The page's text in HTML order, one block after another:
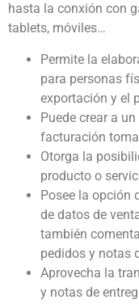
hasta la conxión con
tablets, móviles…
Permite la
para personas
exportación y el
Puede crear a
facturación
Otorga la
producto o
Posee la opción
de datos de
también
pedidos y notas
Aprovecha la
y notas de